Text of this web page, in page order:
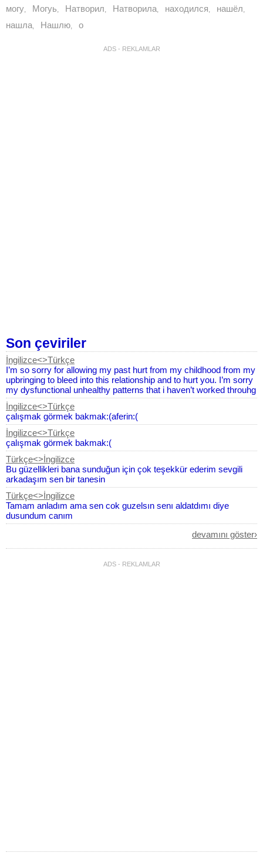
могу, Могуь, Натворил, Натворила, находился, нашёл,
нашла, Нашлю, о
ADS - REKLAMLAR
Son çeviriler
İngilizce<>Türkçe
I’m so sorry for allowing my past hurt from my childhood from my
upbringing to bleed into this relationship and to hurt you. I’m sorry
my dysfunctional unhealthy patterns that i haven’t worked throuhg
İngilizce<>Türkçe
çalışmak görmek bakmak:(aferin:(
İngilizce<>Türkçe
çalışmak görmek bakmak:(
Türkçe<>İngilizce
Bu güzellikleri bana sunduğun için çok teşekkür ederim sevgili
arkadaşım sen bir tanesin
Türkçe<>İngilizce
Tamam anladım ama sen cok guzelsın senı aldatdımı diye
dusundum canım
أتمنى أن أكون بجانبك يوماً ما.
devamını göster›
ADS - REKLAMLAR